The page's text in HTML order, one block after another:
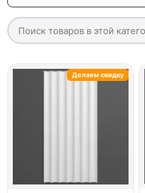
Делаем скидку